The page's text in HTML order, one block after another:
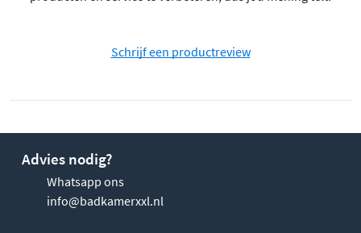
Schrijf een productreview
Advies nodig?
Whatsapp ons
info@badkamerxxl.nl